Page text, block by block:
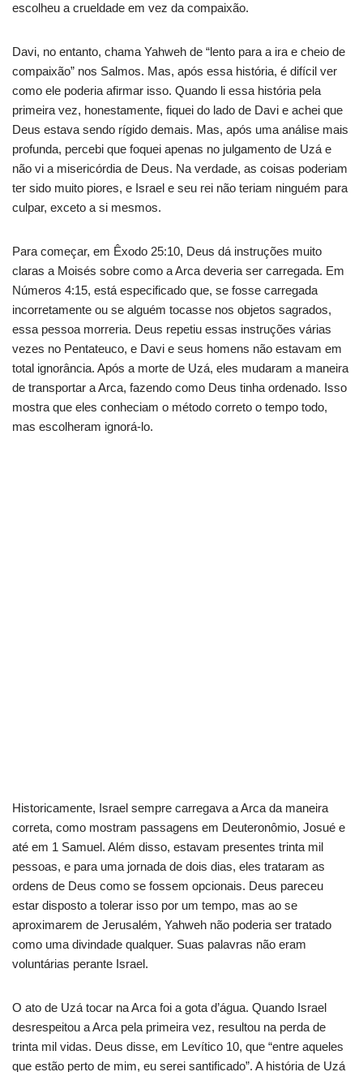
escolheu a crueldade em vez da compaixão.
Davi, no entanto, chama Yahweh de “lento para a ira e cheio de
compaixão” nos Salmos. Mas, após essa história, é difícil ver
como ele poderia afirmar isso. Quando li essa história pela
primeira vez, honestamente, fiquei do lado de Davi e achei que
Deus estava sendo rígido demais. Mas, após uma análise mais
profunda, percebi que foquei apenas no julgamento de Uzá e
não vi a misericórdia de Deus. Na verdade, as coisas poderiam
ter sido muito piores, e Israel e seu rei não teriam ninguém para
culpar, exceto a si mesmos.
Para começar, em Êxodo 25:10, Deus dá instruções muito
claras a Moisés sobre como a Arca deveria ser carregada. Em
Números 4:15, está especificado que, se fosse carregada
incorretamente ou se alguém tocasse nos objetos sagrados,
essa pessoa morreria. Deus repetiu essas instruções várias
vezes no Pentateuco, e Davi e seus homens não estavam em
total ignorância. Após a morte de Uzá, eles mudaram a maneira
de transportar a Arca, fazendo como Deus tinha ordenado. Isso
mostra que eles conheciam o método correto o tempo todo,
mas escolheram ignorá-lo.
Historicamente, Israel sempre carregava a Arca da maneira
correta, como mostram passagens em Deuteronômio, Josué e
até em 1 Samuel. Além disso, estavam presentes trinta mil
pessoas, e para uma jornada de dois dias, eles trataram as
ordens de Deus como se fossem opcionais. Deus pareceu
estar disposto a tolerar isso por um tempo, mas ao se
aproximarem de Jerusalém, Yahweh não poderia ser tratado
como uma divindade qualquer. Suas palavras não eram
voluntárias perante Israel.
O ato de Uzá tocar na Arca foi a gota d’água. Quando Israel
desrespeitou a Arca pela primeira vez, resultou na perda de
trinta mil vidas. Deus disse, em Levítico 10, que “entre aqueles
que estão perto de mim, eu serei santificado”. A história de Uzá